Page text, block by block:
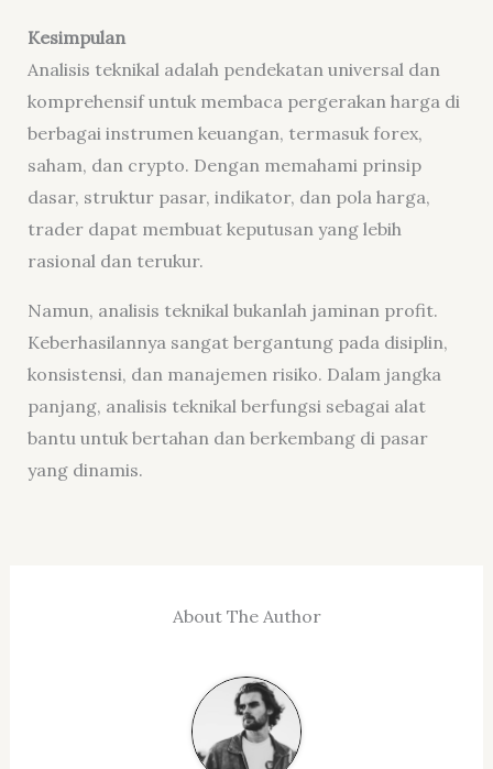
Kesimpulan
Analisis teknikal adalah pendekatan universal dan
komprehensif untuk membaca pergerakan harga di
berbagai instrumen keuangan, termasuk forex,
saham, dan crypto. Dengan memahami prinsip
dasar, struktur pasar, indikator, dan pola harga,
trader dapat membuat keputusan yang lebih
rasional dan terukur.
Namun, analisis teknikal bukanlah jaminan profit.
Keberhasilannya sangat bergantung pada disiplin,
konsistensi, dan manajemen risiko. Dalam jangka
panjang, analisis teknikal berfungsi sebagai alat
bantu untuk bertahan dan berkembang di pasar
yang dinamis.
About The Author